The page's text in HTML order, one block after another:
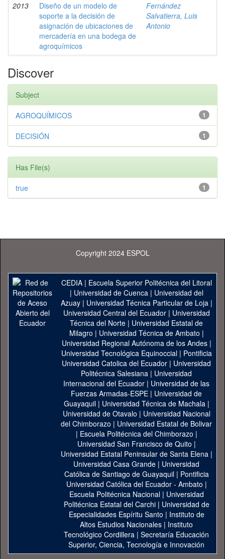
2013
Diseño de un modelo de
soporte a la decisión de
asignación de ubicaciones de
mercadería en una bodega de
agroquímicos
Fernández
Salvatierra, Luis
Antonio
Discover
Subject
1
AGROQUÍMICOS
1
DECISIÓN
Has File(s)
1
true
Copyright 2024 ESPOL
CEDIA| Escuela Superior Politécnica del Litoral
| Universidad de Cuenca| Universidad del
Azuay| Universidad Técnica Particular de Loja|
Universidad Central del Ecuador| Universidad
Técnica del Norte | Universidad Estatal de
Milagro | Universidad Técnica de Ambato |
Universidad Regional Autónoma de los Andes|
Universidad Tecnológica Equinoccial| Pontificia
Universidad Catolica del Ecuador | Universidad
Politécnica Salesiana | Universidad
Internacional del Ecuador | Universidad de las
Fuerzas Armadas-ESPE | Universidad de
Guayaquil| Universidad Técnica de Machala|
Universidad de Otavalo | Universidad Nacional
del Chimborazo | Universidad Estatal de Bolivar
| Escuela Politécnica del Chimborazo |
Universidad San Francisco de Quito |
Universidad Estatal Peninsular de Santa Elena|
Universidad Casa Grande | Universidad
Católica de Santiago de Guayaquil| Pontificia
Universidad Católica del Ecuador - Ambato |
Escuela Politécnica Nacional| Universidad
Politécnica Estatal del Carchi| Universidad de
Especialidades Espíritu Santo | Instituto de
Altos Estudios Nacionales | Instituto
Tecnológico Cordillera | Secretaría Educación
Superior, Ciencia, Tecnología e Innovación